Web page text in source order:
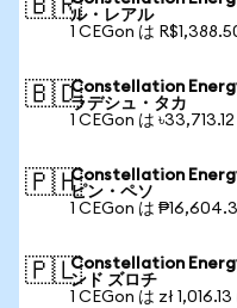
🇧🇷ル・レアル
1 CEGon は
🇧🇩Constellation
ラデシュ・タカ
1 CEGon は
🇵🇭Constellation
ピン・ペソ
1 CEGon は
🇵🇱Constellation
ンド ズロチ
1 CEGon は zł